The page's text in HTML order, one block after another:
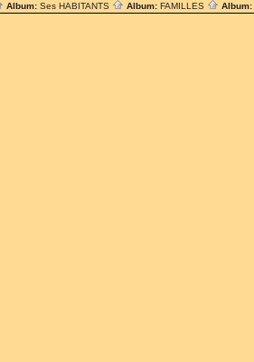
Album: Ses HABITANTS Album: FAMILLES Album: